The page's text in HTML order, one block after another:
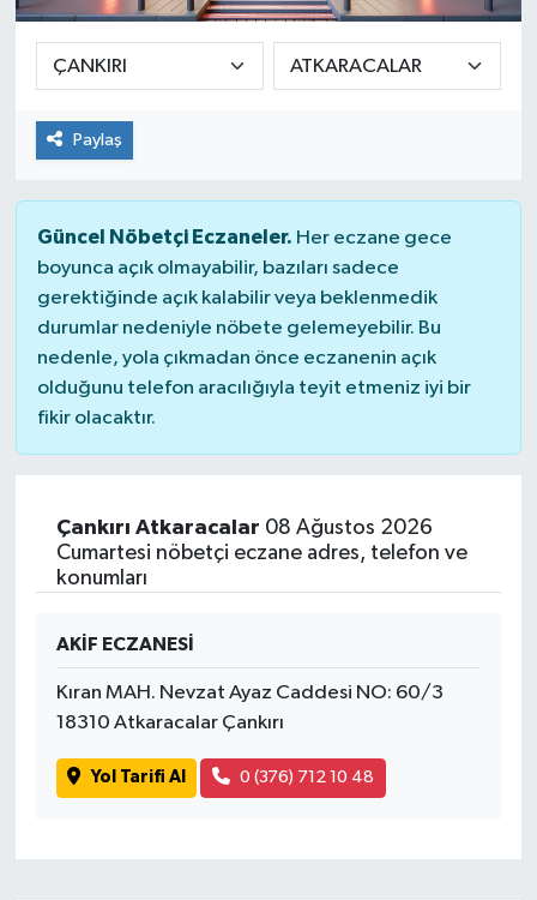
Paylaş
Güncel Nöbetçi Eczaneler. Her eczane gece
boyunca açık olmayabilir, bazıları sadece
gerektiğinde açık kalabilir veya beklenmedik
durumlar nedeniyle nöbete gelemeyebilir. Bu
nedenle, yola çıkmadan önce eczanenin açık
olduğunu telefon aracılığıyla teyit etmeniz iyi bir
fikir olacaktır.
Çankırı Atkaracalar 08 Ağustos 2026
Cumartesi nöbetçi eczane adres, telefon ve
konumları
AKİF ECZANESİ
Kıran MAH. Nevzat Ayaz Caddesi NO: 60/3
18310 Atkaracalar Çankırı
Yol Tarifi Al 0 (376) 712 10 48
SPOR
İLÇELERİMİZ
RESMİ İLAN